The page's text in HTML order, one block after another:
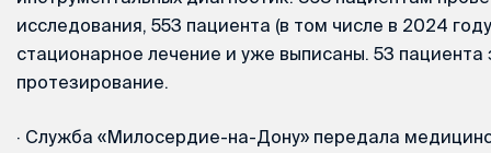
исследования, 553 пациента (в том числе в 2024
стационарное лечение и уже выписаны. 53
протезирование.
· Служба «Милосердие-на-Дону» передала